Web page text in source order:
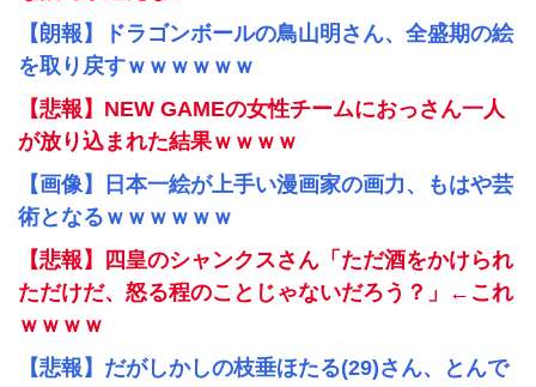
【朗報】ドラゴンボールの鳥山明さん、全盛期の絵
を取り戻すｗｗｗｗｗｗ
【悲報】NEW GAMEの女性チームにおっさん一人
が放り込まれた結果ｗｗｗｗ
【画像】日本一絵が上手い漫画家の画力、もはや芸
術となるｗｗｗｗｗｗ
【悲報】四皇のシャンクスさん「ただ酒をかけられ
ただけだ、怒る程のことじゃないだろう？」←これ
ｗｗｗｗ
【悲報】だがしかしの枝垂ほたる(29)さん、とんで